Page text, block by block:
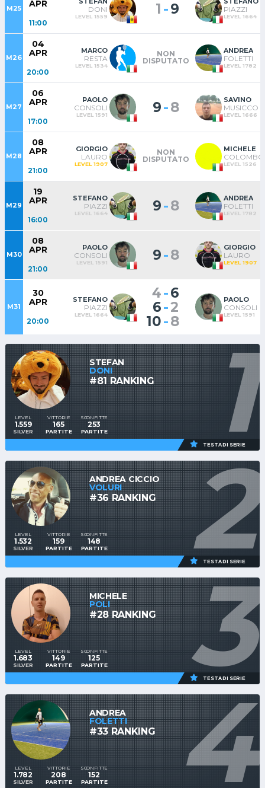
M25 APR
11:00
DONI
LEVEL 1559 1 -9 PIAZZI
LEVEL 1664
M26
04
APR
20:00
MARCO
RESTA
LEVEL 1534
NON
DISPUTATO
ANDREA
FOLETTI
LEVEL 1782
M27
06
APR
17:00
PAOLO
CONSOLI
LEVEL 1591 9-8 SAVINO
MUSICCO
LEVEL 1666
M28
08
APR
21:00
GIORGIO
LAURO
LEVEL 1907
NON
DISPUTATO
MICHELE
COLOMBO
LEVEL 1526
M29
19
APR
16:00
STEFANO
PIAZZI
LEVEL 1664 9-8 ANDREA
FOLETTI
LEVEL 1782
M30
08
APR
21:00
PAOLO
CONSOLI
LEVEL 1591 9-8 GIORGIO
LAURO
LEVEL 1907
M31
30
APR
20:00
STEFANO
PIAZZI
LEVEL 1664
4-6
6-2
10-8
PAOLO
CONSOLI
LEVEL 1591
1
STEFAN
DONI
#81 RANKING
LEVEL
1.559
SILVER
VITTORIE
165
PARTITE
SCONFITTE
253
PARTITE
TESTA DI SERIE
2
ANDREA CICCIO
VOLURI
#36 RANKING
LEVEL
1.532
SILVER
VITTORIE
159
PARTITE
SCONFITTE
148
PARTITE
TESTA DI SERIE
3
MICHELE
POLI
#28 RANKING
LEVEL
1.683
SILVER
VITTORIE
149
PARTITE
SCONFITTE
125
PARTITE
TESTA DI SERIE
4
ANDREA
FOLETTI
#33 RANKING
LEVEL
1.782
SILVER
VITTORIE
208
PARTITE
SCONFITTE
152
PARTITE